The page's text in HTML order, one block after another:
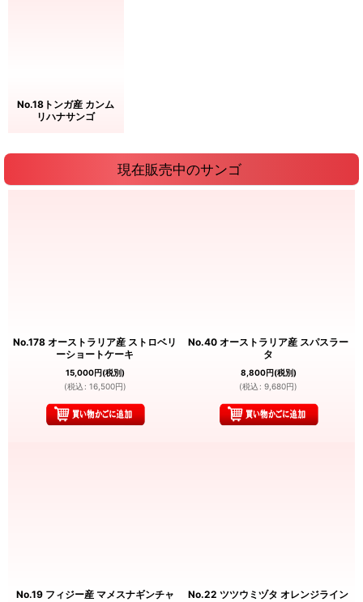
No.18トンガ産 カンム
リハナサンゴ
現在販売中のサンゴ
No.178 オーストラリア産 ストロベリ
ーショートケーキ
15,000円(税別)
(税込 : 16,500円)
No.40 オーストラリア産 スパスラー
タ
8,800円(税別)
(税込 : 9,680円)
No.19 フィジー産 マメスナギンチャ
No.22 ツツウミヅタ オレンジライン